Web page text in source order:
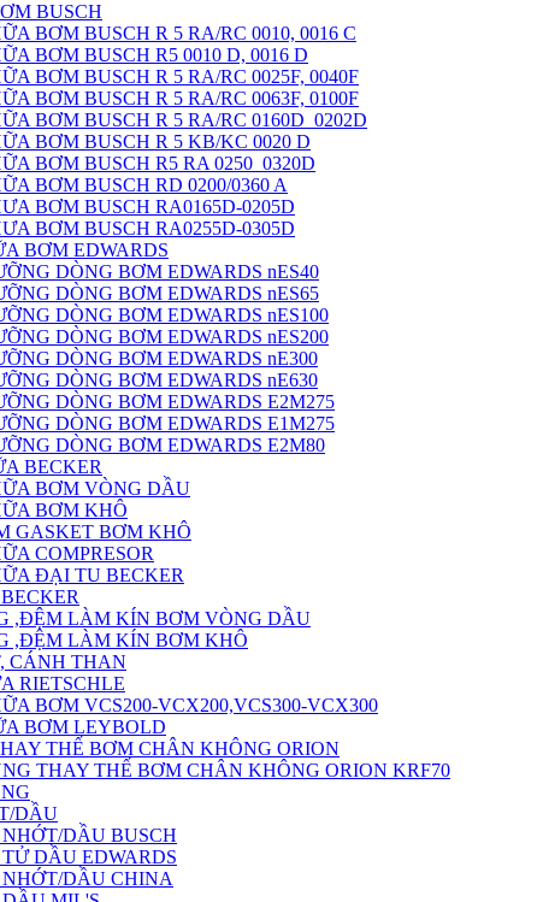
BUSCH
BƠM BUSCH R 5 RA/RC 0010, 0016 C
BƠM BUSCH R5 0010 D, 0016 D
BƠM BUSCH R 5 RA/RC 0025F, 0040F
BƠM BUSCH R 5 RA/RC 0063F, 0100F
BƠM BUSCH R 5 RA/RC 0160D_0202D
BƠM BUSCH R 5 KB/KC 0020 D
BƠM BUSCH R5 RA 0250_0320D
BƠM BUSCH RD 0200/0360 A
BƠM BUSCH RA0165D-0205D
BƠM BUSCH RA0255D-0305D
BƠM EDWARDS
DÒNG BƠM EDWARDS nES40
DÒNG BƠM EDWARDS nES65
DÒNG BƠM EDWARDS nES100
DÒNG BƠM EDWARDS nES200
DÒNG BƠM EDWARDS nE300
DÒNG BƠM EDWARDS nE630
DÒNG BƠM EDWARDS E2M275
DÒNG BƠM EDWARDS E1M275
DÒNG BƠM EDWARDS E2M80
BECKER
BƠM VÒNG DẦU
BƠM KHÔ
GASKET BƠM KHÔ
COMPRESOR
ĐẠI TU BECKER
,ĐỆM LÀM KÍN BƠM VÒNG DẦU
,ĐỆM LÀM KÍN BƠM KHÔ
CÁNH THAN
RIETSCHLE
BƠM VCS200-VCX200,VCS300-VCX300
BƠM LEYBOLD
THẾ BƠM CHÂN KHÔNG ORION
THAY THẾ BƠM CHÂN KHÔNG ORION KRF70
DẦU
DẦU BUSCH
DẦU EDWARDS
DẦU CHINA